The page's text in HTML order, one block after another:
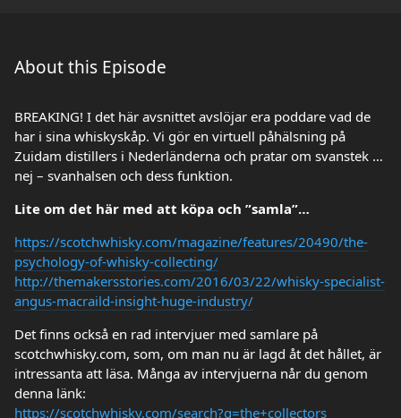
About this Episode
BREAKING! I det här avsnittet avslöjar era poddare vad de
har i sina whiskyskåp. Vi gör en virtuell påhälsning på
Zuidam distillers i Nederländerna och pratar om svanstek …
nej – svanhalsen och dess funktion.
Lite om det här med att köpa och ”samla”…
https://scotchwhisky.com/magazine/features/20490/the-
psychology-of-whisky-collecting/
http://themakersstories.com/2016/03/22/whisky-specialist-
angus-macraild-insight-huge-industry/
Det finns också en rad intervjuer med samlare på
scotchwhisky.com, som, om man nu är lagd åt det hållet, är
intressanta att läsa. Många av intervjuerna når du genom
denna länk:
https://scotchwhisky.com/search?q=the+collectors